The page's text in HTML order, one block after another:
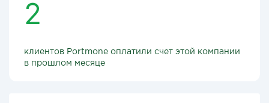
2
клиентов Portmone оплатили счет этой компании
в прошлом месяце